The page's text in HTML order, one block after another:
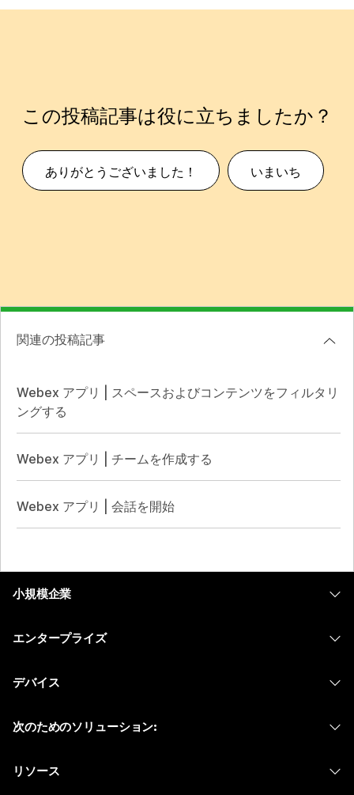
この投稿記事は役に立ちましたか？
ありがとうございました！ いまいち
関連の投稿記事
Webex アプリ | スペースおよびコンテンツをフィルタリ
ングする
Webex アプリ | チームを作成する
Webex アプリ | 会話を開始
小規模企業
エンタープライズ
Meetings
デバイス
次のためのソリューション:
リソース